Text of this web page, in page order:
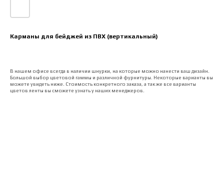
Карманы для бейджей из ПВХ (вертикальный)
В нашем офисе всегда в наличии шнурки, на которые можно нанести ваш дизайн.
Большой выбор цветовой гаммы и различной фурнитуры. Некоторые варианты вы
можете увидеть ниже. Стоимость конкретного заказа, а так же все варианты
цветов ленты вы сможете узнать у наших менеджеров.